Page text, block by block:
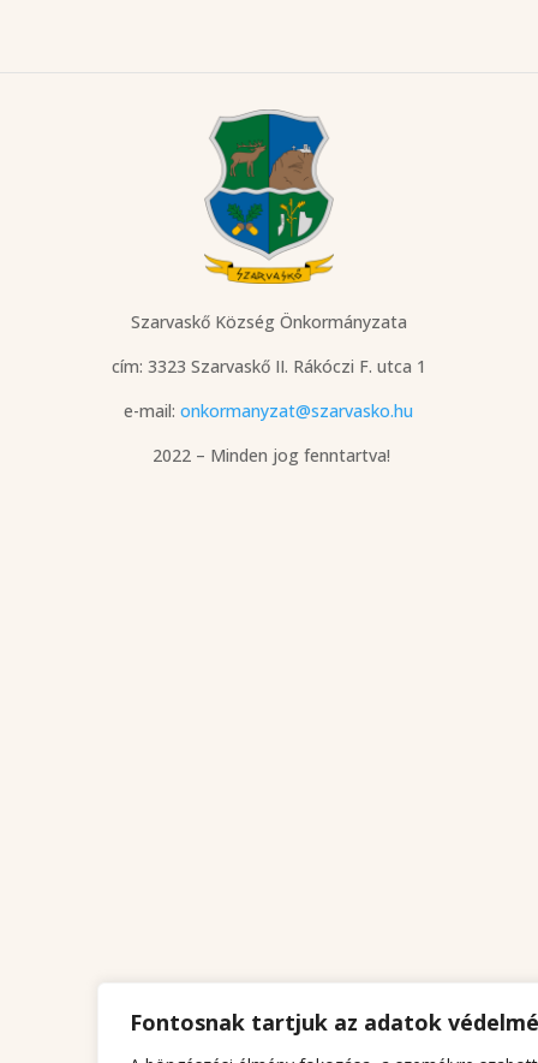
Fontosnak tartjuk az adatok
Szarvaskő Község Önkormányzata
cím: 3323 Szarvaskő II. Rákóczi F. utca 1
e-mail:onkormanyzat@szarvasko.hu
2022 – Minden jog fenntartva!